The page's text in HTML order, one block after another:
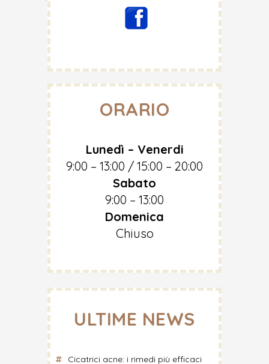
ORARIO
Lunedì – Venerdi
9:00 – 13:00 / 15:00 – 20:00
Sabato
9:00 – 13:00
Domenica
Chiuso
ULTIME NEWS
Cicatrici acne: i rimedi più efficaci